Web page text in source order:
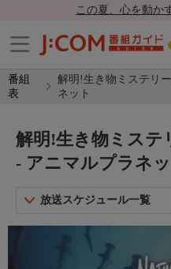
この夏、心を動か
番組
表
解明!生き物ミステリ
ネット
解明!生き物ミステ
- アニマルプラネ
放送スケジュール一覧